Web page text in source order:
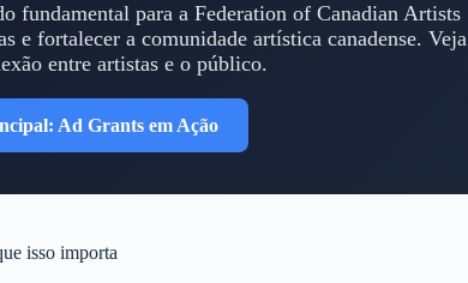
fundamental para a Federation of Canadian Artists
e fortalecer a comunidade artística canadense. Veja
entre artistas e o público.
Ad Grants em Ação
isso importa